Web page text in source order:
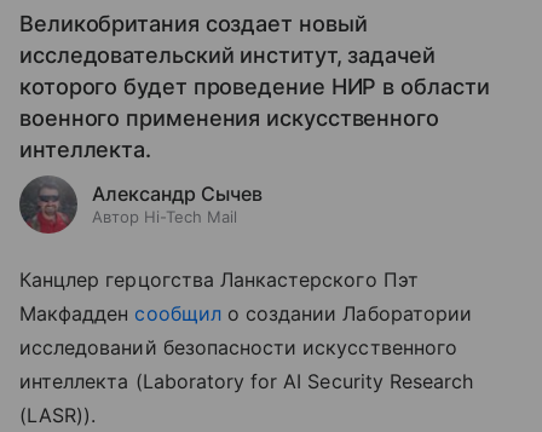
Великобритания создает новый
исследовательский институт, задачей
которого будет проведение НИР в области
военного применения искусственного
интеллекта.
Александр Сычев
Автор Hi-Tech Mail
Канцлер герцогства Ланкастерского Пэт
Макфадден сообщило создании Лаборатории
исследований безопасности искусственного
интеллекта (Laboratory for AI Security Research
(LASR)).